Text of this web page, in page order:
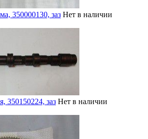
350000130, заз Нет в наличии
350150224, заз Нет в наличии